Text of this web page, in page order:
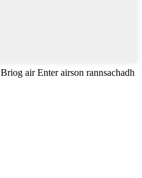
Briog air Enter airson rannsachadh